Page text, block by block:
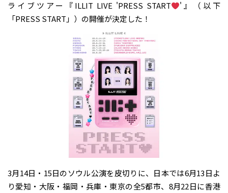
ライブツアー『ILLIT LIVE 'PRESS START︎︎
'』（以下
「PRESS START︎︎」）の開催が決定した！
3月14日・15日のソウル公演を皮切りに、日本では6月13日よ
り愛知・大阪・福岡・兵庫・東京の全5都市、8月22日に香港